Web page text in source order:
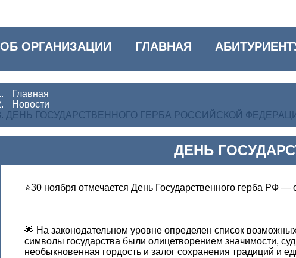
ОБ ОРГАНИЗАЦИИ ГЛАВНАЯ
Главная
Новости
ДЕНЬ ГОСУДАРСТВЕННОГО ГЕРБА РОССИЙСКОЙ
ДЕНЬ
⭐️30 ноября отмечается День Государственного герба РФ —
🌟 На законодательном уровне определен список
символы государства были олицетворением значимости,
необыкновенная гордость и залог сохранения традиций и